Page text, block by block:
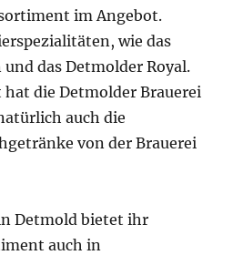
im Angebot.
wie das
das Detmolder Royal.
die Detmolder Brauerei
auch die
von der Brauerei
Detmold bietet ihr
auch in